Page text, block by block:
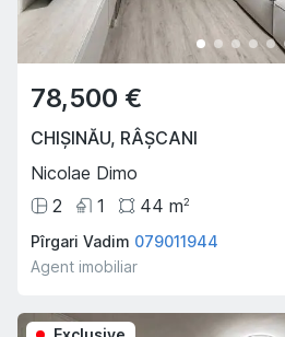
78,500 €
CHIȘINĂU, RÂȘCANI
Nicolae Dimo
2
1 44 m2
Pîrgari Vadim 079011944
Agent imobiliar